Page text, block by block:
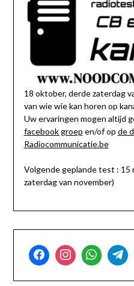
18 oktober, derde zaterdag
van wie wie kan horen op
Uw ervaringen mogen altijd
facebook groep en/of op de
Radiocommunicatie.be
Volgende geplande test : 15
zaterdag van november)